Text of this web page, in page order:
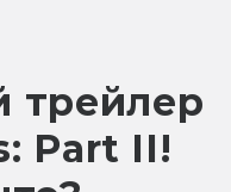
трейлер
Part II!